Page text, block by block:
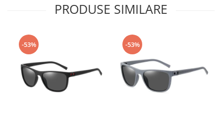
PRODUSE SIMILARE
-53% -53%